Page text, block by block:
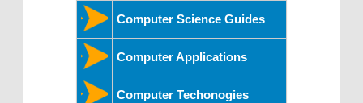
Computer Science Guides
Computer Applications
Computer Techonogies